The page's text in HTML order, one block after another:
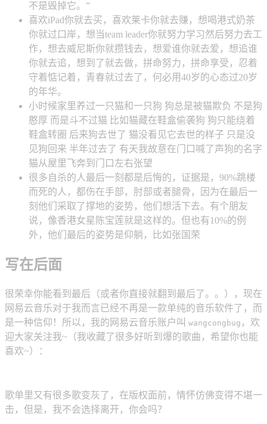
不是毁掉它。”
喜欢iPad你就去买，喜欢莱卡你就去赚，想喝港式奶茶
你就过口岸，想当team leader你就努力学习然后努力去工
作，想去威尼斯你就攒钱去，想爱谁你就去爱，想追谁
你就去追，想到了就去做，拼命努力，拼命享受，忍着
守着惦记着，青春就过去了，何必用40岁的心态过20岁
的年华。
小时候家里养过一只猫和一只狗 狗总是被猫欺负 不是狗
憨厚 而是斗不过猫 比如猫藏在鞋盒偷袭狗 狗只能绕着
鞋盒转圈 后来狗去世了 猫没看见它去世的样子 只是没
见狗回来 半年过去了 有天我故意在门口喊了声狗的名字
猫从屋里飞奔到门口左右张望
很多自杀的人最后一刻都是后悔的，证据是，90%跳楼
而死的人，都伤在手部，肘部或者腿骨，因为在最后一
刻他们采取了撑地的姿势，他们想活下去。有个朋友
说，像香港女星陈宝莲就是这样的。但也有10%的例
外，他们最后的姿势是仰躺，比如张国荣
写在后面
很荣幸你能看到最后（或者你直接就翻到最后了。。），现在
网易云音乐对于我而言已经不再是一款单纯的音乐软件了，而
是一种信仰！所以，我的网易云音乐账户叫 wangcongbug ，欢
迎大家关注我~（我收藏了很多好听到爆的歌曲，希望你也能
喜欢~）：
歌单里又有很多歌变灰了，在版权面前，情怀仿佛变得不堪一
击，但是，我不会选择离开，你会吗？